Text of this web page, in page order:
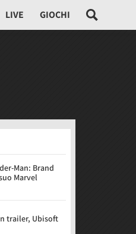
LIVE GIOCHI
Man: Brand
Marvel
trailer, Ubisoft